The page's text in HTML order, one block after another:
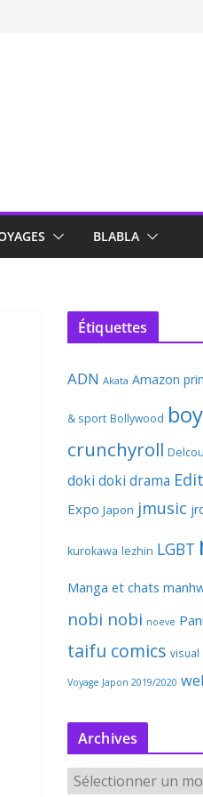
BLABLA
Étiquettes
ADN Akata Amazon
& sport Bollywood
crunchyroll
doki doki drama
Expo Japon jmusic
kurokawa lezhin LGBT
Manga et chats
nobi nobi noeve
taifu comics visual
Voyage Japon 2019/2020
Archives